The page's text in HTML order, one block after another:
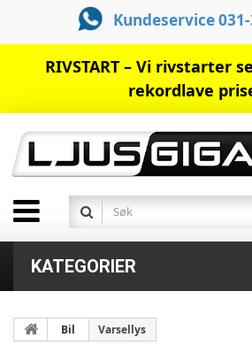
Kundeservice
RIVSTART – Vi rivstarter
rekordlave
KATEGORIER
Bil Varsellys